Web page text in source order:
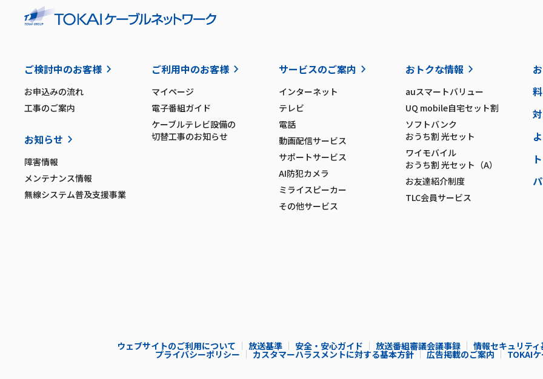
ご検討中のお客様
お申込みの流れ
工事のご案内
お知らせ
障害情報
メンテナンス情報
無線システム普及支援事業
ご利用中のお客様
マイページ
電子番組ガイド
ケーブルテレビ設備の
切替工事のお知らせ
サービスのご案内
インターネット
テレビ
電話
動画配信サービス
サポートサービス
AI防犯カメラ
ミライスピーカー
その他サービス
おトクな情報
auスマートバリュー
UQ mobile自宅セット割
ソフトバンク
おうち割 光セット
ワイモバイル
おうち割 光セット（A）
お友達紹介制度
TLC会員サービス
ウェブサイトのご利用について 放送基準 安全・安心ガイド 放送番組審議会議事録 情報セキュリテ
プライバシーポリシー カスタマーハラスメントに対する基本方針 広告掲載のご案内 TOKAI